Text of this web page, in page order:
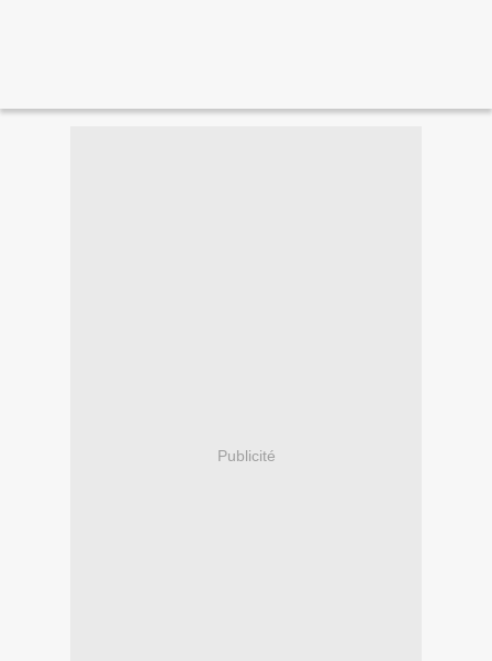
Publicité